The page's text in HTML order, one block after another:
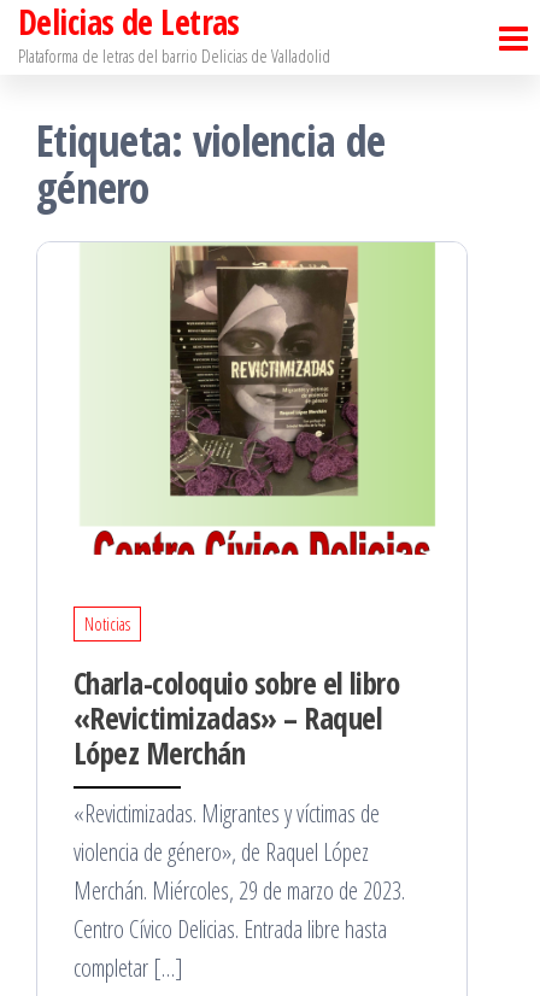
SaltarDelicias de Letras
Plataforma de letras del barrio Delicias de Valladolid
Etiqueta: violencia de
género
Noticias
Charla-coloquio sobre el libro
«Revictimizadas» – Raquel
López Merchán
«Revictimizadas. Migrantes y víctimas de
violencia de género», de Raquel López
Merchán. Miércoles, 29 de marzo de 2023.
Centro Cívico Delicias. Entrada libre hasta
completar […]